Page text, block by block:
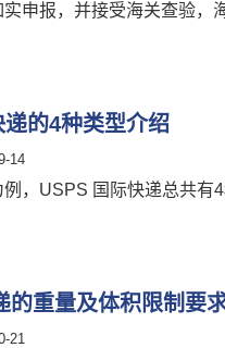
申报，并接受海关查验，
递的4种类型介绍
14
，USPS 国际快递总共有
的重量及体积限制要
21